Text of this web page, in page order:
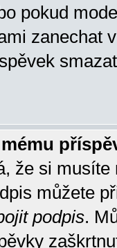
pokud
zanechat
že si
můžete
podpis.